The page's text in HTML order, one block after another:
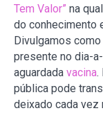
Tem Valor” na
do conhecimento
Divulgamos
presente no dia-
aguardada vacina.
pública pode
deixado cada vez